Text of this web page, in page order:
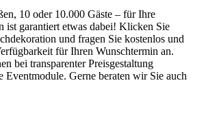
10 oder 10.000 Gäste – für Ihre
ist garantiert etwas dabei! Klicken Sie
und fragen Sie kostenlos und
für Ihren Wunschtermin an.
bei transparenter Preisgestaltung
Eventmodule. Gerne beraten wir Sie auch